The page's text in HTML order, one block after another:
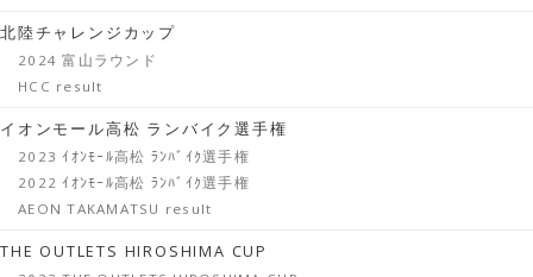
北陸チャレンジカップ
2024 富山ラウンド
HCC result
イオンモール高松 ランバイク選手権
2023 ｲｵﾝﾓｰﾙ高松 ﾗﾝﾊﾞｲｸ選手権
2022 ｲｵﾝﾓｰﾙ高松 ﾗﾝﾊﾞｲｸ選手権
AEON TAKAMATSU result
THE OUTLETS HIROSHIMA CUP